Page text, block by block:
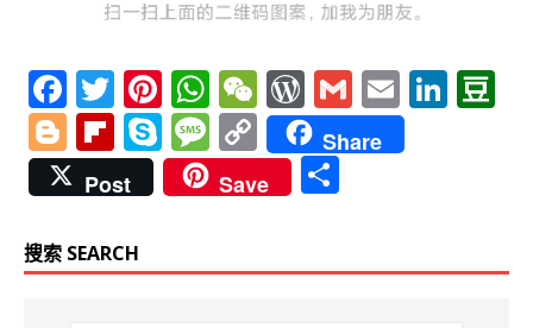
F
a
c
e
b
o
T
w
it
te
r
Pi
n
te
r
st
W
h
at
s
p
W
e
C
h
W
o
r
d
r
G
m
ai
E
m
ai
Li
n n
Bl
o
g
g
e
Fl
ip
b
o
ar
S
k
y
e
M
e
ss
g
C
o
p
Li
Share
Post
Save
搜索 SEARCH